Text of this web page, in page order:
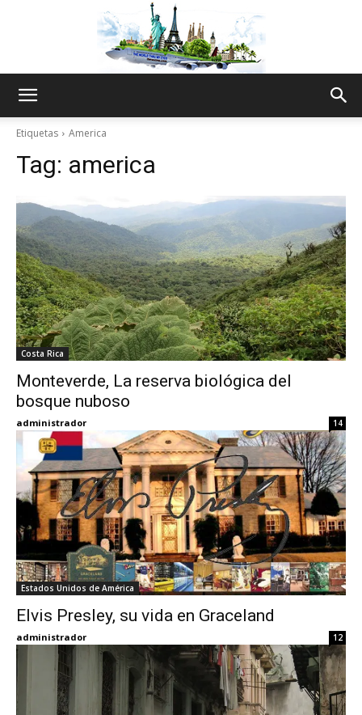
Thru
My
Etiquetas America
Tag: america
Costa Rica
Monteverde, La reserva biológica del
bosque nuboso
administrador 14
Estados Unidos de América
Elvis Presley, su vida en Graceland
administrador 12